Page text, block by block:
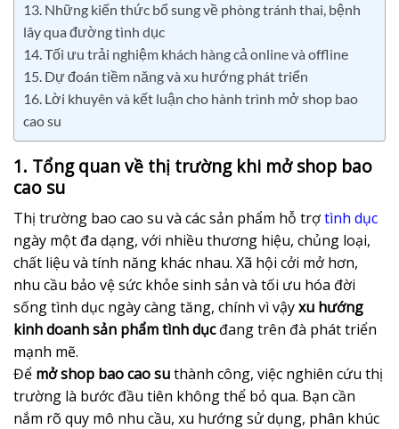
13. Những kiến thức bổ sung về phòng tránh thai, bệnh
lây qua đường tình dục
14. Tối ưu trải nghiệm khách hàng cả online và offline
15. Dự đoán tiềm năng và xu hướng phát triển
16. Lời khuyên và kết luận cho hành trình mở shop bao
cao su
1. Tổng quan về thị trường khi mở shop bao
cao su
Thị trường bao cao su và các sản phẩm hỗ trợtình dục
ngày một đa dạng, với nhiều thương hiệu, chủng loại,
chất liệu và tính năng khác nhau. Xã hội cởi mở hơn,
nhu cầu bảo vệ sức khỏe sinh sản và tối ưu hóa đời
sống tình dục ngày càng tăng, chính vì vậyxu hướng
kinh doanh sản phẩm tình dụcđang trên đà phát triển
mạnh mẽ.
Để mở shop bao cao suthành công, việc nghiên cứu thị
trường là bước đầu tiên không thể bỏ qua. Bạn cần
nắm rõ quy mô nhu cầu, xu hướng sử dụng, phân khúc